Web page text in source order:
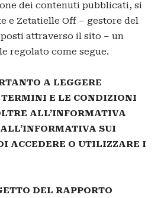
dei contenuti pubblicati, si
e Zetatielle Off – gestore del
attraverso il sito – un
regolato come segue.
A LEGGERE
E LE CONDIZIONI
ALL’INFORMATIVA
SUI
ACCEDERE O UTILIZZARE I
DEL RAPPORTO